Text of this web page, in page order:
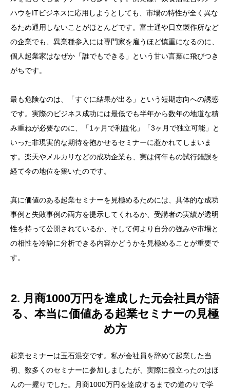
ハウをITビジネスに応用しようとしても、市場の特性が全く異な
るため通用しないことがほとんどです。富士通や日立製作所など
の企業でも、異業種参入には専門家を雇うほど慎重になるのに、
個人起業家はなぜか「誰でもできる」という甘い言葉に飛びつき
がちです。
最も危険なのは、「すぐに結果が出る」という短期志向への誘惑
です。実際のビジネス成功には最低でも半年から数年の地道な積
み重ねが必要なのに、「1ヶ月で利益化」「3ヶ月で独立可能」と
いった非現実的な期待を抱かせるセミナーに惹かれてしまいま
す。楽天やメルカリなどの成功企業も、実は何年もの試行錯誤を
経て今の地位を築いたのです。
真に価値のある起業セミナーを見極めるためには、具体的な成功
事例と失敗事例の両方を提示してくれるか、受講者の実績が透明
性を持って公開されているか、そして何より自分の強みや市場と
の相性を冷静に分析できる内容かどうかを見極めることが重要で
す。
2. 月商1000万円を達成した元会社員が語
る、本当に価値ある起業セミナーの見極
め方
起業セミナーは玉石混交です。私が会社員を辞めて起業した当
初、数多くのセミナーに参加しましたが、実際に役立ったのはほ
んの一握りでした。月商1000万円を達成するまでの道のりで学